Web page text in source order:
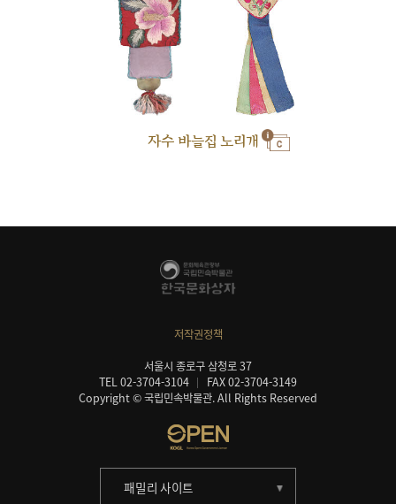
자수 바늘집 노리개
저작권정책
서울시 종로구 삼청로 37
TEL 02-3704-3104
FAX 02-3704-3149
Copyright © 국립민속박물관. All Rights Reserved
패밀리 사이트